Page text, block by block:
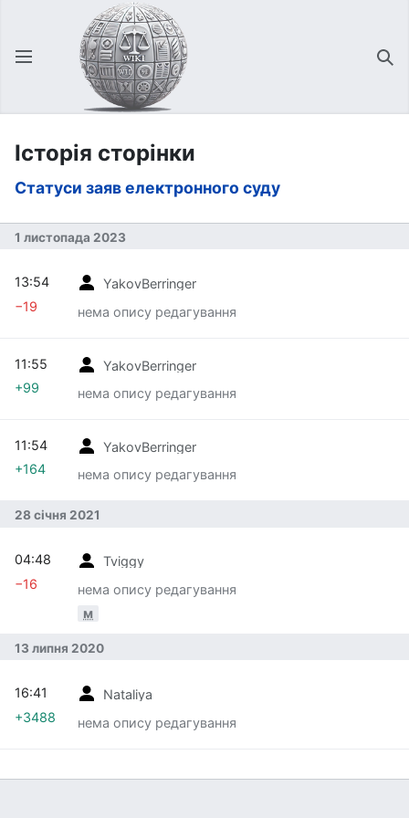
Відкрити головне меню
Історія сторінки
Статуси заяв електронного суду
1 листопада 2023
YakovBerringer
нема опису редагування
13:54
−19
YakovBerringer
нема опису редагування
11:55
+99
YakovBerringer
нема опису редагування
11:54
+164
28 січня 2021
Tviggy
нема опису редагування
м
04:48
−16
13 липня 2020
Nataliya
нема опису редагування
16:41
+3488